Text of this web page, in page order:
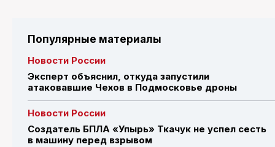
Популярные материалы
Новости России
Эксперт объяснил, откуда запустили
атаковавшие Чехов в Подмосковье дроны
Новости России
Создатель БПЛА «Упырь» Ткачук не успел сесть
в машину перед взрывом